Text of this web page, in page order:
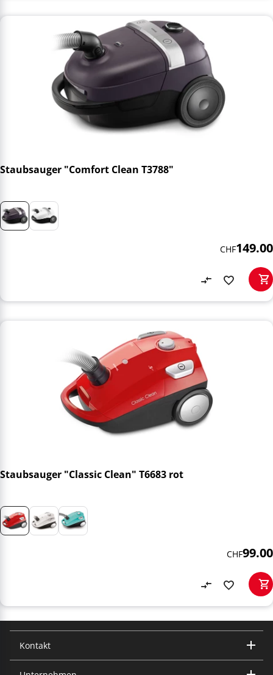
Staubsauger "Comfort Clean T3788"
CHF149.00
Staubsauger "Classic Clean" T6683 rot
CHF99.00
Kontakt